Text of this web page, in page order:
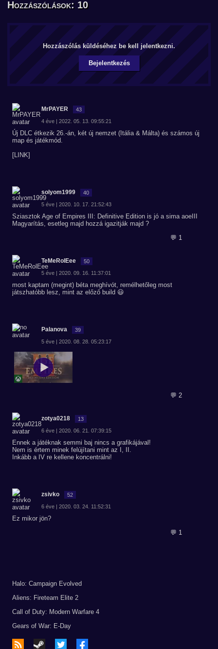
Hozzászólások: 10
Hozzászólás küldéséhez be kell jelentkezni.
Bejelentkezés
MrPAYER 43
4 éve | 2022. 05. 13. 09:55:21
Új DLC étkezik 26.-án, két új nemzet (Itália & Málta) és számos új
map és játékmód.
[LINK]
solyom1999 40
5 éve | 2020. 10. 17. 21:52:43
Sziasztok Age of Empires III: Definitive Edition is jó a sima aoeIII
Magyarítás, esetleg majd hozzá igazitják majd ?
💬 1
TeMeRolEee 50
5 éve | 2020. 09. 16. 11:37:01
most kaptam (megint) béta meghívót, remélhetőleg most
játszhatóbb lesz, mint az előző build 😃
Palanova 39
5 éve | 2020. 08. 28. 05:23:17
💬 2
zotya0218 13
6 éve | 2020. 06. 21. 07:39:15
Ennek a játéknak semmi baj nincs a grafikájával!
Nem is értem minek felújítani mint az I, II.
Inkább a IV re kellene koncentrálni!
zsivko 52
6 éve | 2020. 03. 24. 11:52:31
Ez mikor jön?
💬 1
Halo: Campaign Evolved
Aliens: Fireteam Elite 2
Call of Duty: Modern Warfare 4
Gears of War: E-Day